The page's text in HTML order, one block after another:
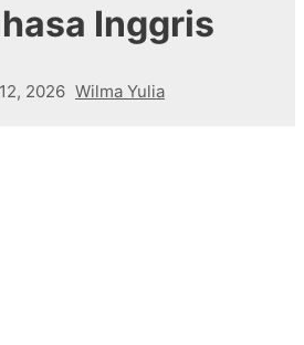
Inggris
2026 Wilma Yulia